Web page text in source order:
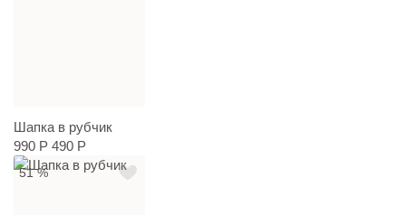
Шапка в рубчик
990 Р 490 Р
51 %